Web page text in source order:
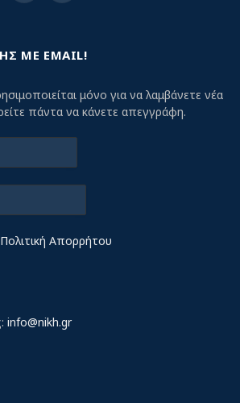
ΜΕ EMAIL!
μόνο για να λαμβάνετε νέα
πάντα να κάνετε απεγγράφη.
Πολιτική Απορρήτου
info@nikh.gr